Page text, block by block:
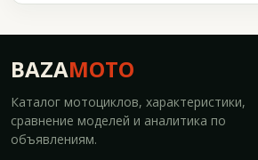
BAZAMOTO
Каталог мотоциклов, характеристики,
сравнение моделей и аналитика по
объявлениям.